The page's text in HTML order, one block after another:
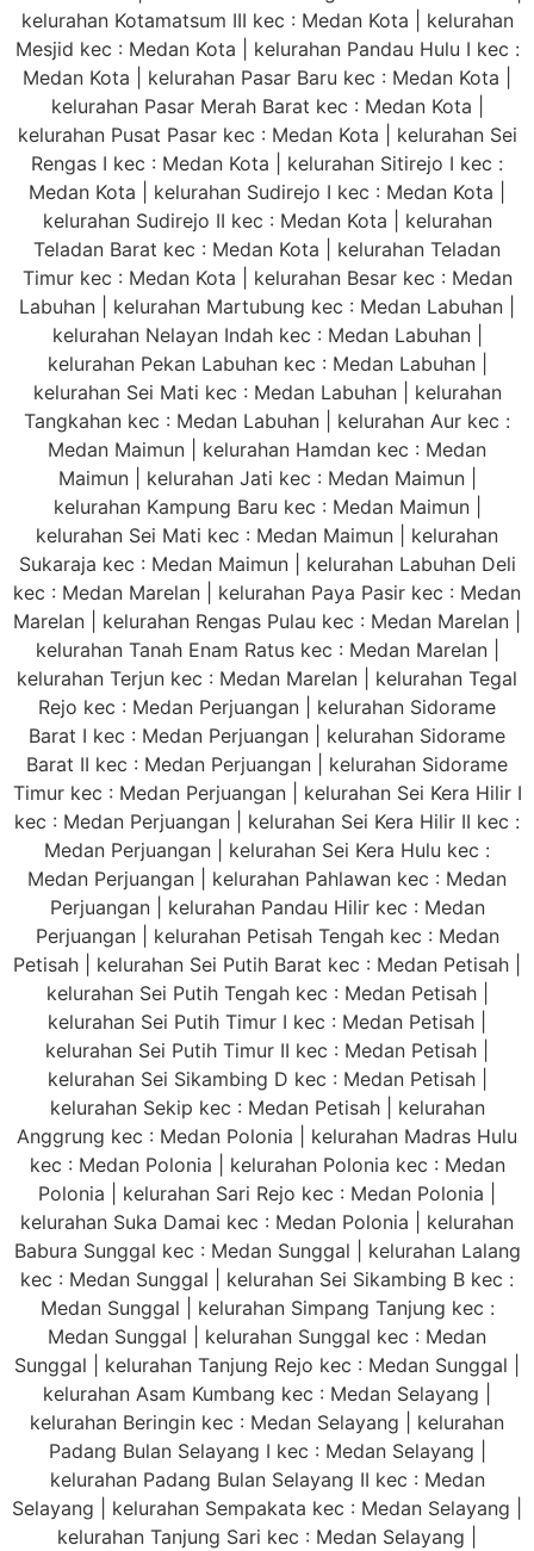
kelurahan Kotamatsum III kec : Medan Kota | kelurahan
Mesjid kec : Medan Kota | kelurahan Pandau Hulu I kec :
Medan Kota | kelurahan Pasar Baru kec : Medan Kota |
kelurahan Pasar Merah Barat kec : Medan Kota |
kelurahan Pusat Pasar kec : Medan Kota | kelurahan Sei
Rengas I kec : Medan Kota | kelurahan Sitirejo I kec :
Medan Kota | kelurahan Sudirejo I kec : Medan Kota |
kelurahan Sudirejo II kec : Medan Kota | kelurahan
Teladan Barat kec : Medan Kota | kelurahan Teladan
Timur kec : Medan Kota | kelurahan Besar kec : Medan
Labuhan | kelurahan Martubung kec : Medan Labuhan |
kelurahan Nelayan Indah kec : Medan Labuhan |
kelurahan Pekan Labuhan kec : Medan Labuhan |
kelurahan Sei Mati kec : Medan Labuhan | kelurahan
Tangkahan kec : Medan Labuhan | kelurahan Aur kec :
Medan Maimun | kelurahan Hamdan kec : Medan
Maimun | kelurahan Jati kec : Medan Maimun |
kelurahan Kampung Baru kec : Medan Maimun |
kelurahan Sei Mati kec : Medan Maimun | kelurahan
Sukaraja kec : Medan Maimun | kelurahan Labuhan Deli
kec : Medan Marelan | kelurahan Paya Pasir kec : Medan
Marelan | kelurahan Rengas Pulau kec : Medan Marelan |
kelurahan Tanah Enam Ratus kec : Medan Marelan |
kelurahan Terjun kec : Medan Marelan | kelurahan Tegal
Rejo kec : Medan Perjuangan | kelurahan Sidorame
Barat I kec : Medan Perjuangan | kelurahan Sidorame
Barat II kec : Medan Perjuangan | kelurahan Sidorame
Timur kec : Medan Perjuangan | kelurahan Sei Kera Hilir I
kec : Medan Perjuangan | kelurahan Sei Kera Hilir II kec :
Medan Perjuangan | kelurahan Sei Kera Hulu kec :
Medan Perjuangan | kelurahan Pahlawan kec : Medan
Perjuangan | kelurahan Pandau Hilir kec : Medan
Perjuangan | kelurahan Petisah Tengah kec : Medan
Petisah | kelurahan Sei Putih Barat kec : Medan Petisah |
kelurahan Sei Putih Tengah kec : Medan Petisah |
kelurahan Sei Putih Timur I kec : Medan Petisah |
kelurahan Sei Putih Timur II kec : Medan Petisah |
kelurahan Sei Sikambing D kec : Medan Petisah |
kelurahan Sekip kec : Medan Petisah | kelurahan
Anggrung kec : Medan Polonia | kelurahan Madras Hulu
kec : Medan Polonia | kelurahan Polonia kec : Medan
Polonia | kelurahan Sari Rejo kec : Medan Polonia |
kelurahan Suka Damai kec : Medan Polonia | kelurahan
Babura Sunggal kec : Medan Sunggal | kelurahan Lalang
kec : Medan Sunggal | kelurahan Sei Sikambing B kec :
Medan Sunggal | kelurahan Simpang Tanjung kec :
Medan Sunggal | kelurahan Sunggal kec : Medan
Sunggal | kelurahan Tanjung Rejo kec : Medan Sunggal |
kelurahan Asam Kumbang kec : Medan Selayang |
kelurahan Beringin kec : Medan Selayang | kelurahan
Padang Bulan Selayang I kec : Medan Selayang |
kelurahan Padang Bulan Selayang II kec : Medan
Selayang | kelurahan Sempakata kec : Medan Selayang |
kelurahan Tanjung Sari kec : Medan Selayang |